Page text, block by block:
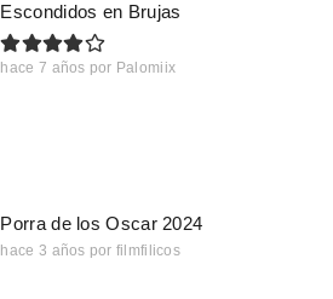
Escondidos en Brujas
hace 7 años por Palomiix
Porra de los Oscar 2024
hace 3 años por filmfilicos